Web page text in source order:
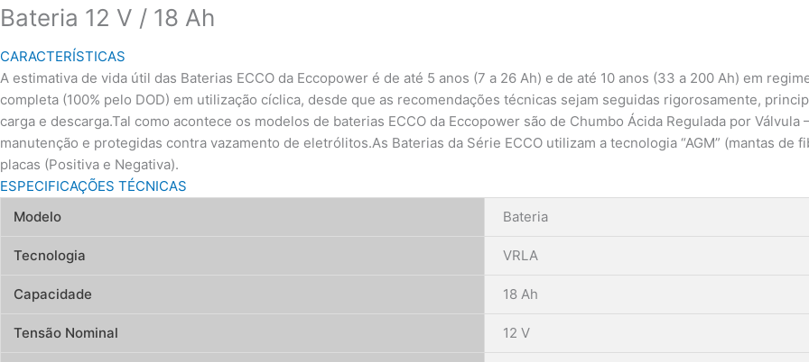
Bateria 12 V / 18 Ah
CARACTERÍSTICAS
A estimativa de vida útil das Baterias ECCO da Eccopower é de até 5 anos (7 a 26 Ah) e de até 10 anos (33 a 200 Ah) em
completa (100% pelo DOD) em utilização cíclica, desde que as recomendações técnicas sejam seguidas rigorosamente,
carga e descarga.Tal como acontece os modelos de baterias ECCO da Eccopower são de Chumbo Ácida Regulada por
manutenção e protegidas contra vazamento de eletrólitos.As Baterias da Série ECCO utilizam a tecnologia “AGM” (mantas
placas (Positiva e Negativa).
ESPECIFICAÇÕES TÉCNICAS
Modelo
Bateria
Tecnologia VRLA
Capacidade 18 Ah
Tensão Nominal 12 V